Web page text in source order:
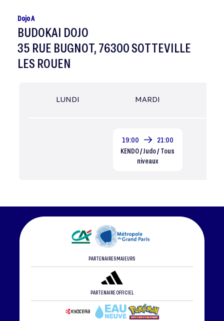
Dojo A
BUDOKAI DOJO
35 RUE BUGNOT, 76300 SOTTEVILLE
LES ROUEN
LUNDI MARDI
19:00
21:00
KENDO / Judo / Tous
niveaux
PARTENAIRES MAJEURS
PARTENAIRE OFFICIEL